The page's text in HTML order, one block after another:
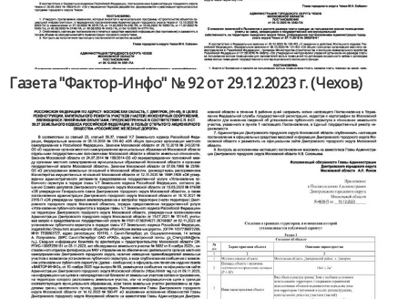
Газета "Фактор-Инфо" № 92 от 29.12.2023 г. (Чехов)